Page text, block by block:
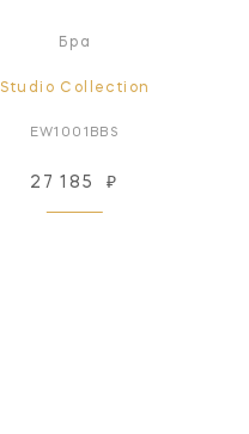
Бра
Studio Collection
EW1001BBS
27 185 ₽